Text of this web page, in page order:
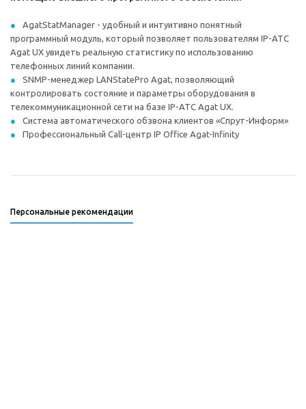
AgatStatManager - удобный и интуитивно понятный
программный модуль, который позволяет пользователям IP-АТС
Agat UX увидеть реальную статистику по использованию
телефонных линий компании.
SNMP-менеджер LANStatePro Agat, позволяющий
контролировать состояние и параметры оборудования в
телекоммуникационной сети на базе IP-АТС Agat UX.
Система автоматического обзвона клиентов «Спрут-Информ»
Профессиональный Call-центр IP Office Agat-Infinity
Персональные рекомендации